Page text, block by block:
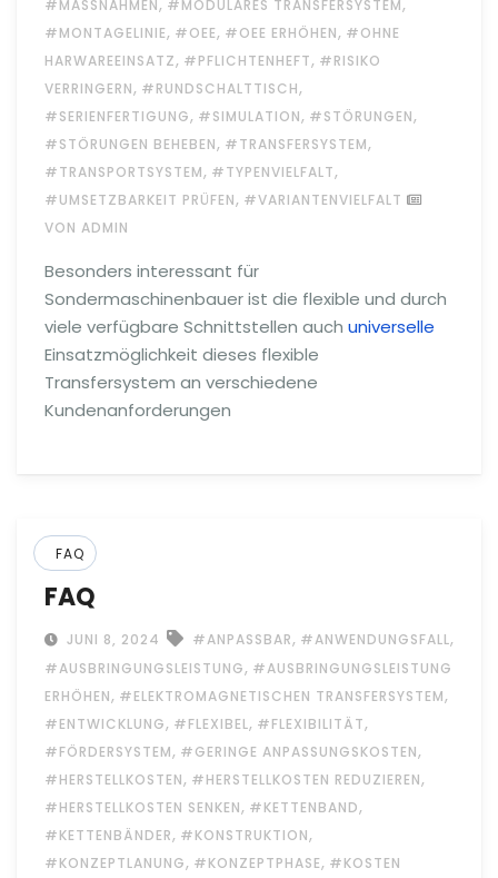
#MASSNAHMEN #MODULARES TRANSFERSYSTEM
#MONTAGELINIE, #OEE, #OEE ERHÖHEN, #OHNE
HARWAREEINSATZ, #PFLICHTENHEFT, #RISIKO
VERRINGERN, #RUNDSCHALTTISCH,
#SERIENFERTIGUNG, #SIMULATION, #STÖRUNGEN,
#STÖRUNGEN BEHEBEN, #TRANSFERSYSTEM,
#TRANSPORTSYSTEM, #TYPENVIELFALT,
#UMSETZBARKEIT PRÜFEN, #VARIANTENVIELFALT
VON ADMIN
Besonders interessant für
Sondermaschinenbauer ist die flexible und durch
viele verfügbare Schnittstellen auch universelle
Einsatzmöglichkeit dieses flexible
Transfersystem an verschiedene
Kundenanforderungen
FAQ
FAQ
JUNI 8, 2024 #ANPASSBAR, #ANWENDUNGSFALL,
#AUSBRINGUNGSLEISTUNG, #AUSBRINGUNGSLEISTUNG
ERHÖHEN, #ELEKTROMAGNETISCHEN TRANSFERSYSTEM,
#ENTWICKLUNG, #FLEXIBEL, #FLEXIBILITÄT,
#FÖRDERSYSTEM, #GERINGE ANPASSUNGSKOSTEN,
#HERSTELLKOSTEN, #HERSTELLKOSTEN REDUZIEREN,
#HERSTELLKOSTEN SENKEN, #KETTENBAND,
#KETTENBÄNDER, #KONSTRUKTION,
#KONZEPTLANUNG, #KONZEPTPHASE, #KOSTEN